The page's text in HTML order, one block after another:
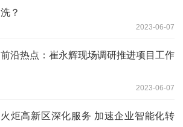
洗？
2023-06-07
前沿热点：崔永辉现场调研推进项目工作
2023-06-07
火炬高新区深化服务 加速企业智能化转